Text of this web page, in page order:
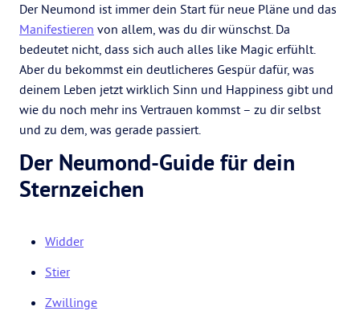
Der Neumond ist immer dein Start für neue Pläne und das
Manifestieren von allem, was du dir wünschst. Da
bedeutet nicht, dass sich auch alles like Magic erfühlt.
Aber du bekommst ein deutlicheres Gespür dafür, was
deinem Leben jetzt wirklich Sinn und Happiness gibt und
wie du noch mehr ins Vertrauen kommst – zu dir selbst
und zu dem, was gerade passiert.
Der Neumond-Guide für dein
Sternzeichen
Widder
Stier
Zwillinge